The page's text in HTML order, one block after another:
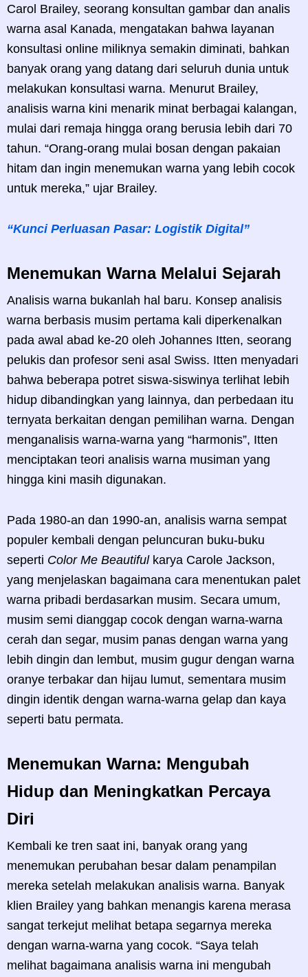
Carol Brailey, seorang konsultan gambar dan analis
warna asal Kanada, mengatakan bahwa layanan
konsultasi online miliknya semakin diminati, bahkan
banyak orang yang datang dari seluruh dunia untuk
melakukan konsultasi warna. Menurut Brailey,
analisis warna kini menarik minat berbagai kalangan,
mulai dari remaja hingga orang berusia lebih dari 70
tahun. “Orang-orang mulai bosan dengan pakaian
hitam dan ingin menemukan warna yang lebih cocok
untuk mereka,” ujar Brailey.
“Kunci Perluasan Pasar: Logistik Digital”
Menemukan Warna Melalui Sejarah
Analisis warna bukanlah hal baru. Konsep analisis
warna berbasis musim pertama kali diperkenalkan
pada awal abad ke-20 oleh Johannes Itten, seorang
pelukis dan profesor seni asal Swiss. Itten menyadari
bahwa beberapa potret siswa-siswinya terlihat lebih
hidup dibandingkan yang lainnya, dan perbedaan itu
ternyata berkaitan dengan pemilihan warna. Dengan
menganalisis warna-warna yang “harmonis”, Itten
menciptakan teori analisis warna musiman yang
hingga kini masih digunakan.
Pada 1980-an dan 1990-an, analisis warna sempat
populer kembali dengan peluncuran buku-buku
seperti Color Me Beautifulkarya Carole Jackson,
yang menjelaskan bagaimana cara menentukan palet
warna pribadi berdasarkan musim. Secara umum,
musim semi dianggap cocok dengan warna-warna
cerah dan segar, musim panas dengan warna yang
lebih dingin dan lembut, musim gugur dengan warna
oranye terbakar dan hijau lumut, sementara musim
dingin identik dengan warna-warna gelap dan kaya
seperti batu permata.
Menemukan Warna: Mengubah
Hidup dan Meningkatkan Percaya
Diri
Kembali ke tren saat ini, banyak orang yang
menemukan perubahan besar dalam penampilan
mereka setelah melakukan analisis warna. Banyak
klien Brailey yang bahkan menangis karena merasa
sangat terkejut melihat betapa segarnya mereka
dengan warna-warna yang cocok. “Saya telah
melihat bagaimana analisis warna ini mengubah